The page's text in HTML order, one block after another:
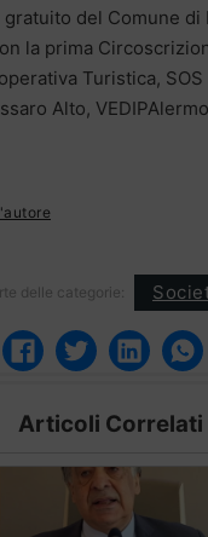
del Comune di
la prima
Turistica, SOS
Alto,
delle categorie:
Articoli Correlati